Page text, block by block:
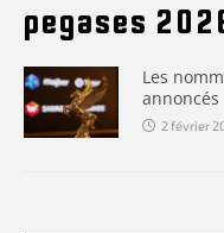
pegases
Les
annoncés
2 février